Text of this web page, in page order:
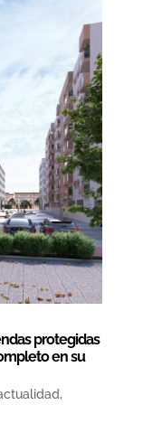
protegidas
en su
,